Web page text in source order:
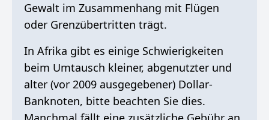
Gewalt im Zusammenhang mit Flügen
oder Grenzübertritten trägt.
In Afrika gibt es einige Schwierigkeiten
beim Umtausch kleiner, abgenutzter und
alter (vor 2009 ausgegebener) Dollar-
Banknoten, bitte beachten Sie dies.